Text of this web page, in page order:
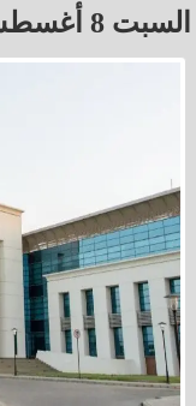
السبت 8 أغسطس 2026